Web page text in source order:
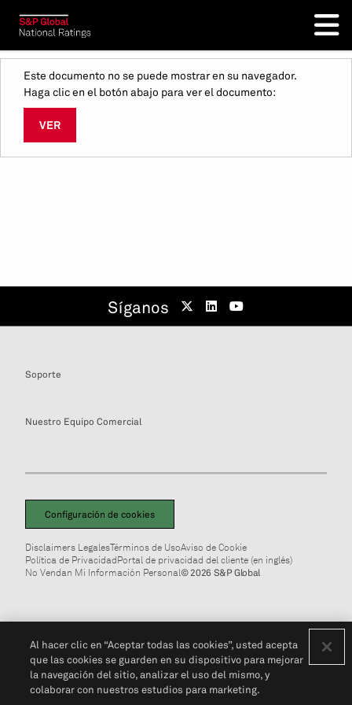
Este documento no se puede mostrar en su navegador.
Haga clic en el botón abajo para ver el documento:
VER
Síganos
Soporte
Nuestro Equipo Comercial
Configuración de cookies
Disclaimers LegalesTérminos de UsoAviso de Cookie
Política de PrivacidadPortal de privacidad del cliente (en inglés)
No Vendan Mi Información Personal© 2026 S&P Global
Al hacer clic en “Aceptar todas las cookies”, usted acepta
que las cookies se guarden en su dispositivo para mejorar
la navegación del sitio, analizar el uso del mismo, y
colaborar con nuestros estudios para marketing.